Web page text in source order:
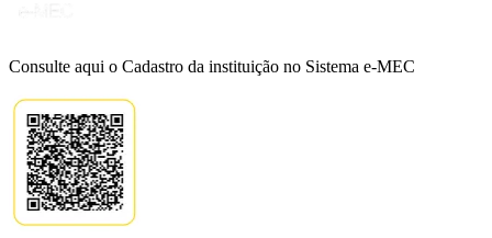
Consulte aqui o Cadastro da instituição no Sistema e-MEC